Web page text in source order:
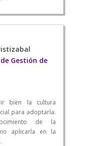
Gestión de
bien la cultura
para adoptarla.
de la
aplicarla en la